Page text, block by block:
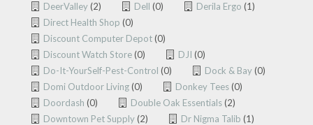
DeerValley(2) Dell (0) Derila Ergo (1)
Direct Health Shop (0)
Discount Computer Depot(0)
Discount Watch Store(0) DJI (0)
Do-It-YourSelf-Pest-Control (0) Dock & Bay(0)
Domi Outdoor Living(0) Donkey Tees(0)
Doordash (0) Double Oak Essentials(2)
Downtown Pet Supply(2) Dr Nigma Talib (1)